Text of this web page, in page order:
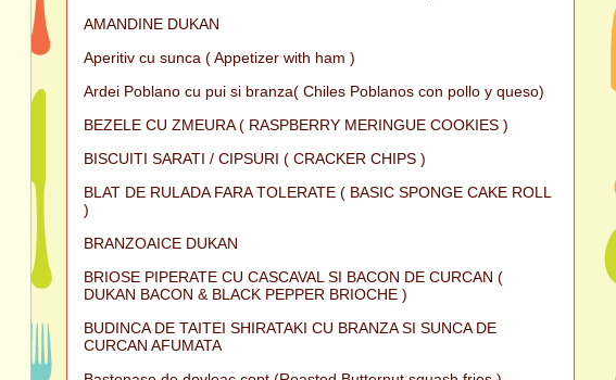
AMANDINE DUKAN
Aperitiv cu sunca ( Appetizer with ham )
Ardei Poblano cu pui si branza( Chiles Poblanos con pollo y queso)
BEZELE CU ZMEURA ( RASPBERRY MERINGUE COOKIES )
BISCUITI SARATI / CIPSURI ( CRACKER CHIPS )
BLAT DE RULADA FARA TOLERATE ( BASIC SPONGE CAKE ROLL
)
BRANZOAICE DUKAN
BRIOSE PIPERATE CU CASCAVAL SI BACON DE CURCAN (
DUKAN BACON & BLACK PEPPER BRIOCHE )
BUDINCA DE TAITEI SHIRATAKI CU BRANZA SI SUNCA DE
CURCAN AFUMATA